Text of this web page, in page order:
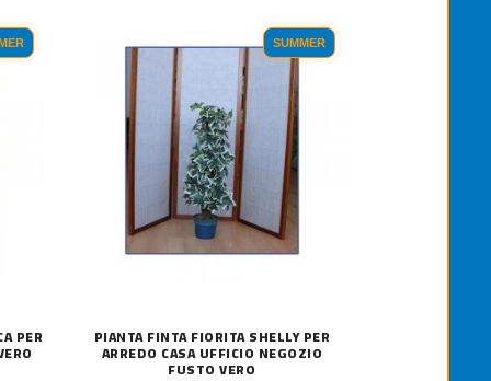
PER
SUMMER
PIANTA FINTA FIORITA SHELLY PER
ARREDO CASA UFFICIO NEGOZIO
FUSTO VERO